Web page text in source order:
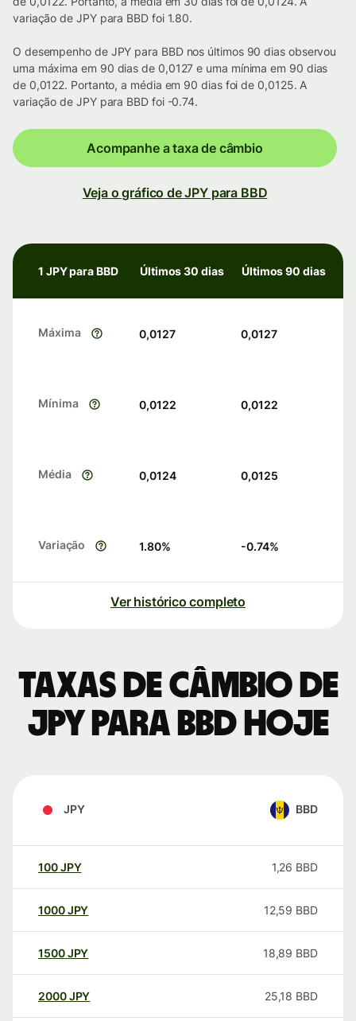
variação de JPY para BBD foi 1.80.
O desempenho de JPY para BBD nos últimos 90 dias observou
uma máxima em 90 dias de 0,0127 e uma mínima em 90 dias
de 0,0122. Portanto, a média em 90 dias foi de 0,0125. A
variação de JPY para BBD foi -0.74.
Acompanhe a taxa de câmbio
Veja o gráfico de JPY para BBD
1 JPY para BBD Últimos 30 dias Últimos 90 dias
Máxima 0,0127 0,0127
Mínima 0,0122 0,0122
Média 0,0124 0,0125
Variação 1.80% -0.74%
Ver histórico completo
Taxas de câmbio de
JPY para BBD hoje
JPY BBD
100JPY 1,26 BBD
1000JPY 12,59 BBD
1500JPY 18,89 BBD
2000JPY 25,18 BBD